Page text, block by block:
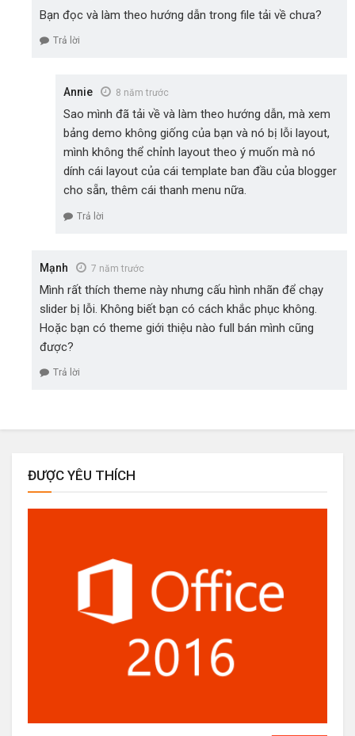
Bạn đọc và làm theo hướng dẫn trong file tải về chưa?
Trả lời
Annie 8 năm trước
Sao mình đã tải về và làm theo hướng dẫn, mà xem
bảng demo không giống của bạn và nó bị lỗi layout,
mình không thể chỉnh layout theo ý muốn mà nó
dính cái layout của cái template ban đầu của blogger
cho sẵn, thêm cái thanh menu nữa.
Trả lời
Mạnh 7 năm trước
Mình rất thích theme này nhưng cấu hình nhãn để chạy
slider bị lỗi. Không biết bạn có cách khắc phục không.
Hoặc bạn có theme giới thiệu nào full bán mình cũng
được?
Trả lời
ĐƯỢC YÊU THÍCH